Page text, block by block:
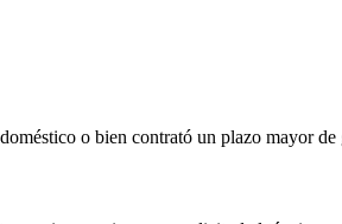
o bien contrató un plazo mayor